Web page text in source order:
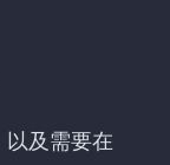
以及需要在